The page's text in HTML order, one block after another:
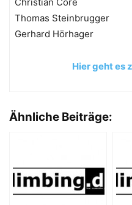
Thomas Steinbrugger
Gerhard Hörhager
Hier geht es
Ähnliche Beiträge: